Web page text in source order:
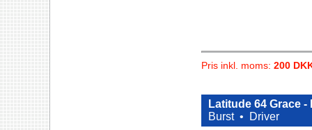
Pris inkl. moms: 200
Latitude 64 Grace
Burst •
Driver